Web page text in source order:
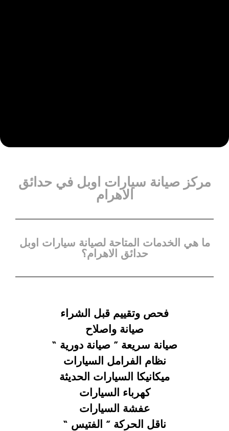
مركز صيانة سيارات اوبل في حدائق
الاهرام
ما هي الخدمات المتاحة لصيانة سيارات اوبل
حدائق الاهرام؟
فحص وتقييم قبل الشراء
صيانة واصلاح
صيانة سريعة ” صيانة دورية “
نظام الفرامل السيارات
ميكانيكا السيارات الحديثة
كهرباء السيارات
عفشة السيارات
ناقل الحركة ” الفتيس “